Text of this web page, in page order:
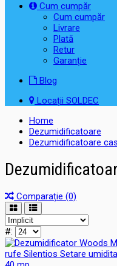
Cum cumpăr
Cum cumpăr
Livrare
Plată
Retur
Garanție
Blog
Locații SOLDEC
Home
Dezumidificatoare
Dezumidificatoare
Comparație (0)
#: